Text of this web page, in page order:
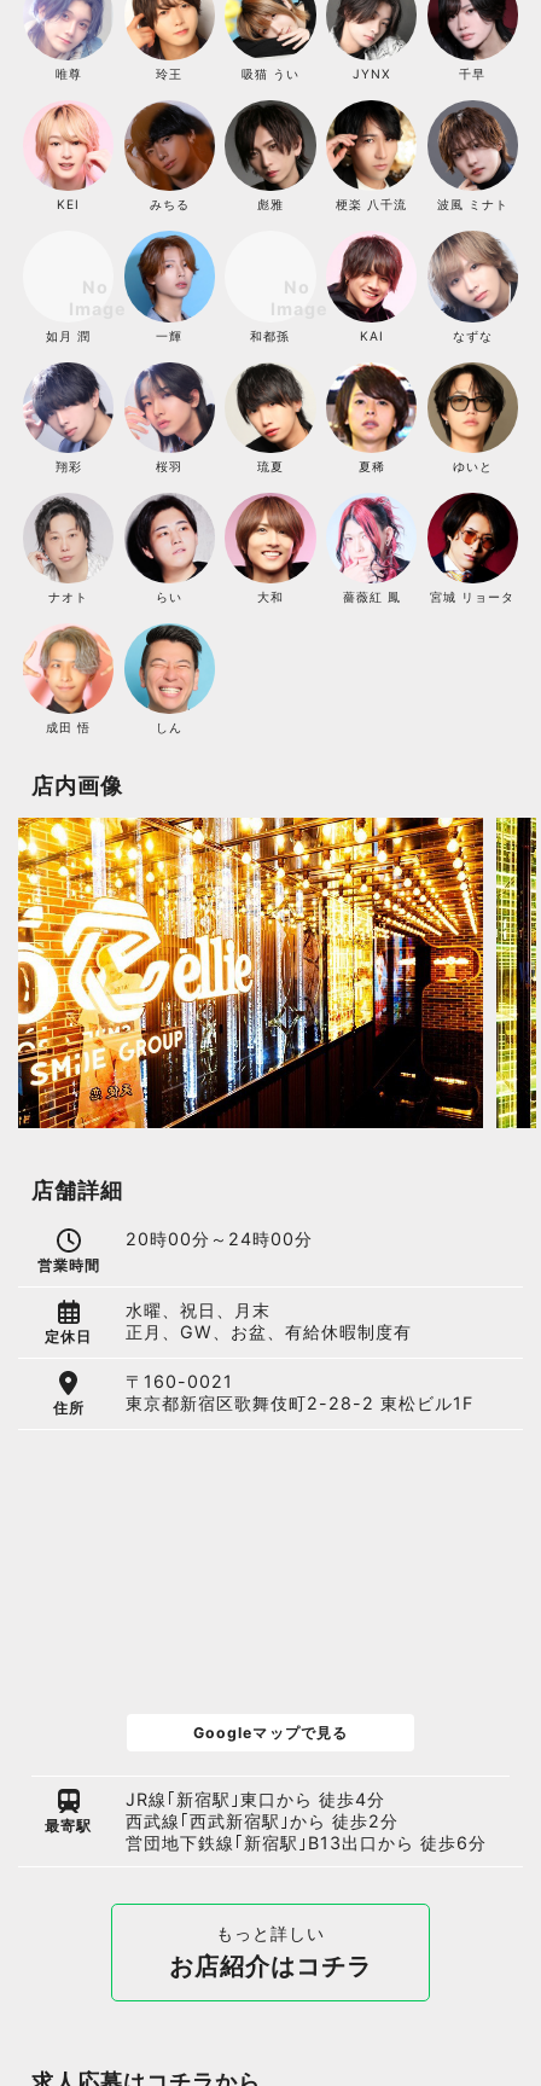
唯尊 玲王 吸猫 うい JYNX 千早
KEI みちる 彪雅 梗楽 八千流 波風 ミナト
如月 潤 一輝 和都孫 KAI なずな
翔彩 桜羽 琉夏 夏稀 ゆいと
ナオト らい 大和 薔薇紅 鳳 宮城 リョータ
成田 悟 しん
店内画像
店舗詳細
営業時間
20時00分～24時00分
定休日
水曜、祝日、月末
正月、GW、お盆、有給休暇制度有
住所
〒160-0021
東京都新宿区歌舞伎町2-28-2 東松ビル1F
Googleマップで見る
最寄駅
JR線｢新宿駅｣東口から 徒歩4分
西武線｢西武新宿駅｣から 徒歩2分
営団地下鉄線｢新宿駅｣B13出口から 徒歩6分
もっと詳しい
お店紹介はコチラ